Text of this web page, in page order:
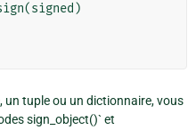
(signed )
un tuple ou un dictionnaire, vous
sign_object()` et